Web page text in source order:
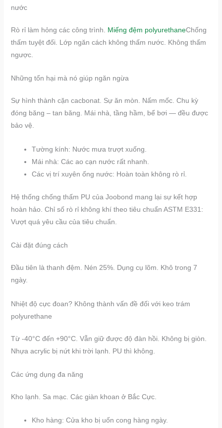
nước
Rò rỉ làm hỏng các công trình. Miếng đệm polyurethaneChống
thấm tuyệt đối. Lớp ngăn cách không thấm nước. Không thấm
ngược.
Những tổn hại mà nó giúp ngăn ngừa
Sự hình thành cặn cacbonat. Sự ăn mòn. Nấm mốc. Chu kỳ
đóng băng – tan băng. Mái nhà, tầng hầm, bể bơi — đều được
bảo vệ.
Tường kính: Nước mưa trượt xuống.
Mái nhà: Các ao cạn nước rất nhanh.
Các vị trí xuyên ống nước: Hoàn toàn không rò rỉ.
Hệ thống chống thấm PU của Joobond mang lại sự kết hợp
hoàn hảo. Chỉ số rò rỉ không khí theo tiêu chuẩn ASTM E331:
Vượt quá yêu cầu của tiêu chuẩn.
Cài đặt đúng cách
Đầu tiên là thanh đệm. Nén 25%. Dụng cụ lõm. Khô trong 7
ngày.
Nhiệt độ cực đoan? Không thành vấn đề đối với keo trám
polyurethane
Từ -40°C đến +90°C. Vẫn giữ được độ đàn hồi. Không bị giòn.
Nhựa acrylic bị nứt khi trời lạnh. PU thì không.
Các ứng dụng đa năng
Kho lạnh. Sa mạc. Các giàn khoan ở Bắc Cực.
Kho hàng: Cửa kho bị uốn cong hàng ngày.